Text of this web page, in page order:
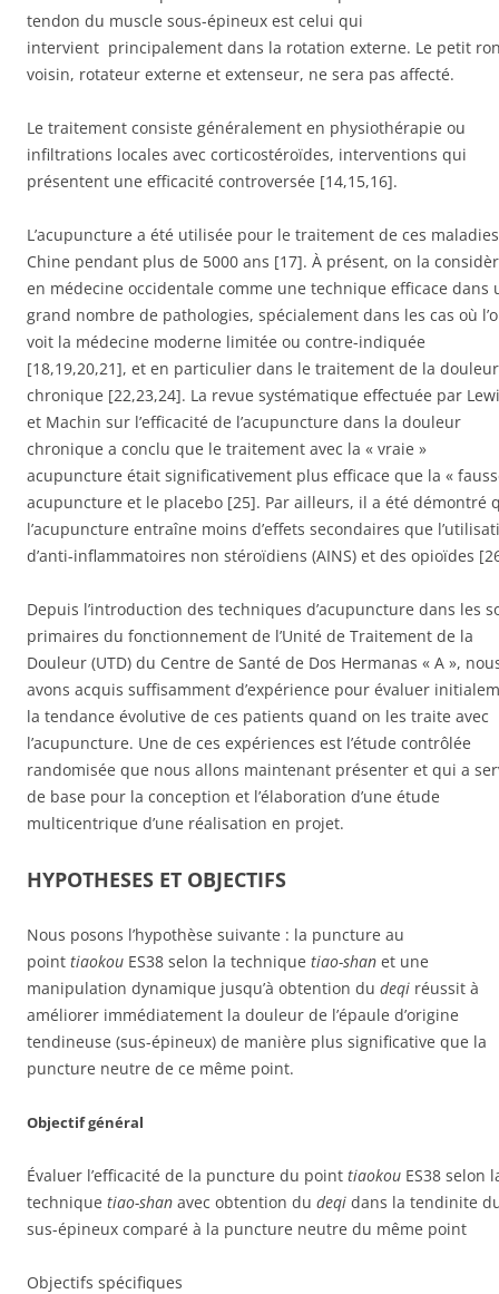
tendon du muscle sous-épineux est celui qui
intervient principalement dans la rotation externe. Le petit
voisin, rotateur externe et extenseur, ne sera pas affecté.
Le traitement consiste généralement en physiothérapie ou
infiltrations locales avec corticostéroïdes, interventions qui
présentent une efficacité controversée [14,15,16].
L’acupuncture a été utilisée pour le traitement de ces
Chine pendant plus de 5000 ans [17]. À présent, on la
en médecine occidentale comme une technique efficace dans
grand nombre de pathologies, spécialement dans les cas où
voit la médecine moderne limitée ou contre-indiquée
[18,19,20,21], et en particulier dans le traitement de la douleur
chronique [22,23,24]. La revue systématique effectuée par
et Machin sur l’efficacité de l’acupuncture dans la douleur
chronique a conclu que le traitement avec la « vraie »
acupuncture était significativement plus efficace que la «
acupuncture et le placebo [25]. Par ailleurs, il a été démontré
l’acupuncture entraîne moins d’effets secondaires que
d’anti-inflammatoires non stéroïdiens (AINS) et des opioïdes
Depuis l’introduction des techniques d’acupuncture dans les
primaires du fonctionnement de l’Unité de Traitement de la
Douleur (UTD) du Centre de Santé de Dos Hermanas « A »,
avons acquis suffisamment d’expérience pour évaluer
la tendance évolutive de ces patients quand on les traite avec
l’acupuncture. Une de ces expériences est l’étude contrôlée
randomisée que nous allons maintenant présenter et qui a
de base pour la conception et l’élaboration d’une étude
multicentrique d’une réalisation en projet.
HYPOTHESES ET OBJECTIFS
Nous posons l’hypothèse suivante : la puncture au
point tiaokou ES38 selon la technique tiao-shan et une
manipulation dynamique jusqu’à obtention du deqi réussit à
améliorer immédiatement la douleur de l’épaule d’origine
tendineuse (sus-épineux) de manière plus significative que la
puncture neutre de ce même point.
Objectif général
Évaluer l’efficacité de la puncture du point tiaokou ES38 selon
technique tiao-shan avec obtention du deqi dans la tendinite
sus-épineux comparé à la puncture neutre du même point
Objectifs spécifiques